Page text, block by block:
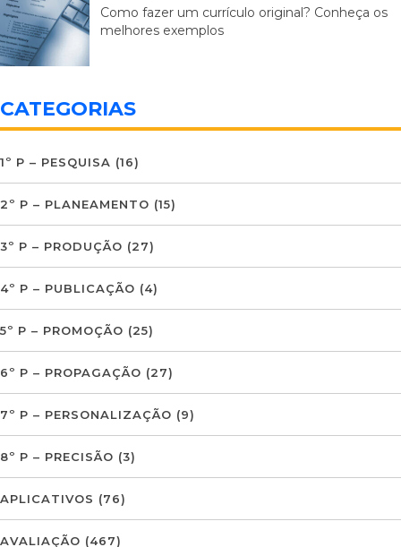
Como fazer um currículo original? Conheça os
melhores exemplos
CATEGORIAS
1º P – PESQUISA (16)
2º P – PLANEAMENTO (15)
3º P – PRODUÇÃO (27)
4º P – PUBLICAÇÃO (4)
5º P – PROMOÇÃO (25)
6º P – PROPAGAÇÃO (27)
7º P – PERSONALIZAÇÃO (9)
8º P – PRECISÃO (3)
APLICATIVOS (76)
AVALIAÇÃO (467)